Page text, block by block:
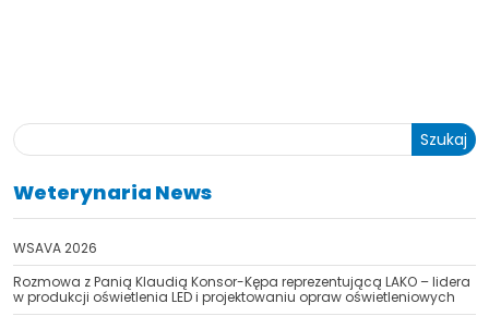
Szukaj
Weterynaria News
WSAVA 2026
Rozmowa z Panią Klaudią Konsor-Kępa reprezentującą LAKO – lidera
w produkcji oświetlenia LED i projektowaniu opraw oświetleniowych